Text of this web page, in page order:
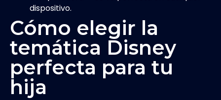
dispositivo.
Cómo elegir la
temática Disney
perfecta para tu
hija